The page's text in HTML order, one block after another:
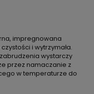
impregnowana
i wytrzymała.
wystarczy
przez namaczanie z
w temperaturze do